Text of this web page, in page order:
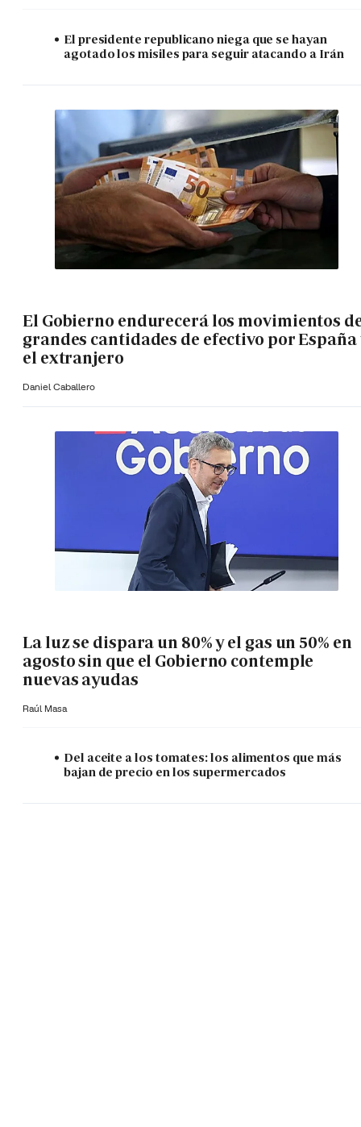
El presidente republicano niega que se hayan
agotado los misiles para seguir atacando a Irán
El Gobierno endurecerá los movimientos
grandes cantidades de efectivo por España
el extranjero
Daniel Caballero
La luz se dispara un 80% y el gas un 50% en
agosto sin que el Gobierno contemple
nuevas ayudas
Raúl Masa
Del aceite a los tomates: los alimentos que más
bajan de precio en los supermercados